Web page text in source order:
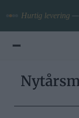
Hurtig levering —